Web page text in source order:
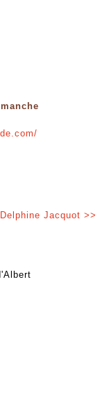
Delphine Jacquot >>